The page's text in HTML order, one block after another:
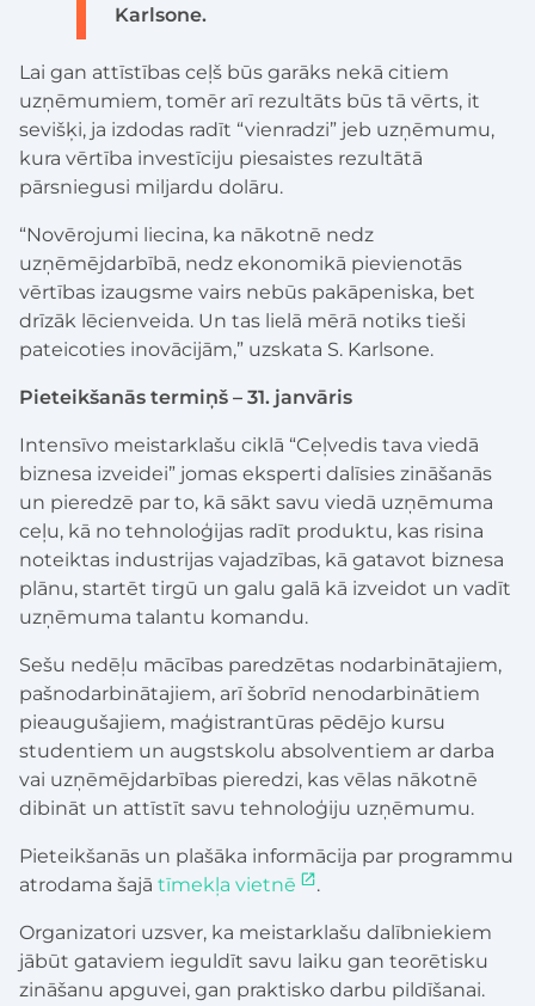
Karlsone.
Lai gan attīstības ceļš būs garāks nekā citiem
uzņēmumiem, tomēr arī rezultāts būs tā vērts, it
sevišķi, ja izdodas radīt “vienradzi” jeb uzņēmumu,
kura vērtība investīciju piesaistes rezultātā
pārsniegusi miljardu dolāru.
“Novērojumi liecina, ka nākotnē nedz
uzņēmējdarbībā, nedz ekonomikā pievienotās
vērtības izaugsme vairs nebūs pakāpeniska, bet
drīzāk lēcienveida. Un tas lielā mērā notiks tieši
pateicoties inovācijām,” uzskata S. Karlsone.
Pieteikšanās termiņš – 31. janvāris
Intensīvo meistarklašu ciklā “Ceļvedis tava viedā
biznesa izveidei” jomas eksperti dalīsies zināšanās
un pieredzē par to, kā sākt savu viedā uzņēmuma
ceļu, kā no tehnoloģijas radīt produktu, kas risina
noteiktas industrijas vajadzības, kā gatavot biznesa
plānu, startēt tirgū un galu galā kā izveidot un vadīt
uzņēmuma talantu komandu.
Sešu nedēļu mācības paredzētas nodarbinātajiem,
pašnodarbinātajiem, arī šobrīd nenodarbinātiem
pieaugušajiem, maģistrantūras pēdējo kursu
studentiem un augstskolu absolventiem ar darba
vai uzņēmējdarbības pieredzi, kas vēlas nākotnē
dibināt un attīstīt savu tehnoloģiju uzņēmumu.
Pieteikšanās un plašāka informācija par programmu
atrodama šajā tīmekļa vietnē .
Organizatori uzsver, ka meistarklašu dalībniekiem
jābūt gataviem ieguldīt savu laiku gan teorētisku
zināšanu apguvei, gan praktisko darbu pildīšanai.